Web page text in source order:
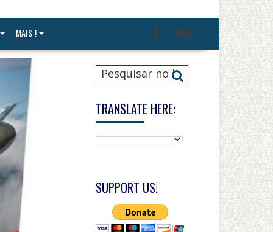
MAIS !
TRANSLATE HERE:
SUPPORT US!